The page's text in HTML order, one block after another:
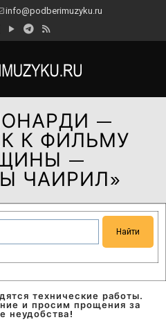
info@podberimuzyku.ru
—
К ФИЛЬМУ
—
ЧАИРИЛ»
технические работы.
и просим прощения за
неудобства!